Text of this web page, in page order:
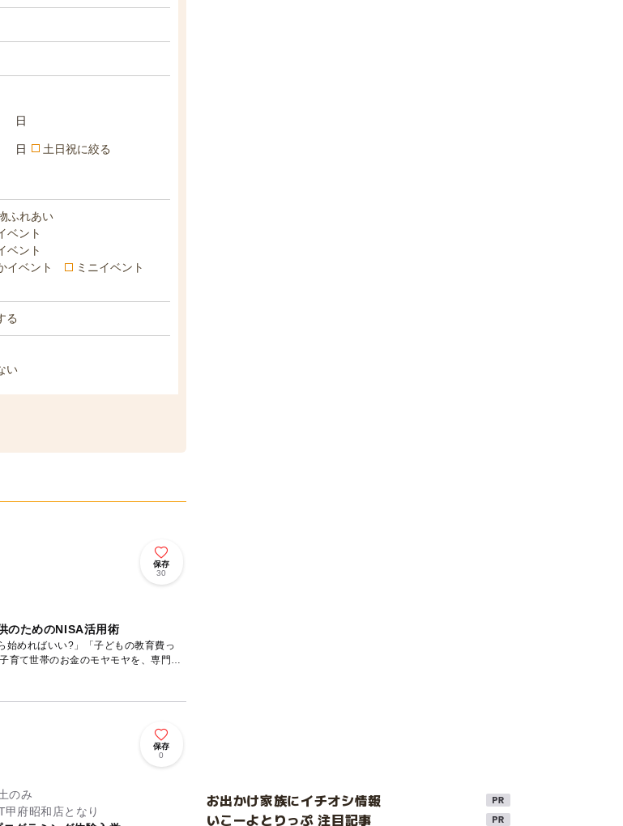
日
日 土日祝に絞る
ふれあい
ベント
ベント
イベント
ミニイベント
る
い
保存
30
のためのNISA活用術
始めればいい?」「子どもの教育費っ
て世帯のお金のモヤモヤを、専門の
保存
0
のみ
府昭和店となり
お出かけ家族にイチオシ情報
いこーよとりっぷ 注目記事